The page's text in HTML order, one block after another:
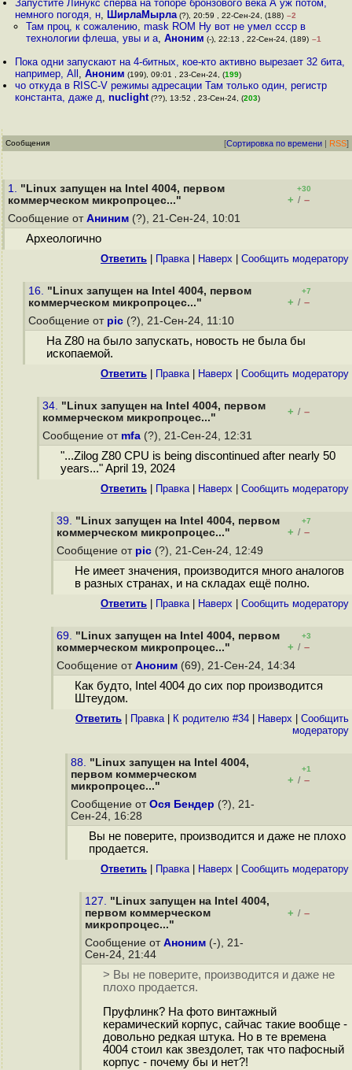
Запустите Линукс сперва на топоре бронзового века А уж потом,
немного погодя, н, ШирлаМырла (?), 20:59 , 22-Сен-24, (188) –2
Там проц, к сожалению, mask ROM Ну вот не умел ссср в
технологии флеша, увы и а, Аноним (-), 22:13 , 22-Сен-24, (189) –1
Пока одни запускают на 4-битных, кое-кто активно вырезает 32 бита,
например, All ,Аноним (199), 09:01 , 23-Сен-24, (199)
чо откуда в RISC-V режимы адресации Там только один, регистр
константа, даже д,nuclight (??), 13:52 , 23-Сен-24, (203)
Сообщения [Сортировка по времени | RSS]
1. "Linux запущен на Intel 4004, первом
коммерческом микропроцес..."
+30
+ / –
Сообщение от Аниним (?), 21-Сен-24, 10:01
Археологично
Ответить Правка| Наверх Cообщить модератору
16. "Linux запущен на Intel 4004, первом
коммерческом микропроцес..."
+7
+ / –
Сообщение от pic (?), 21-Сен-24, 11:10
На Z80 на было запускать, новость не была бы
ископаемой.
Ответить Правка| Наверх Cообщить модератору
34. "Linux запущен на Intel 4004, первом
коммерческом микропроцес..."
+ / –
Сообщение от mfa (?), 21-Сен-24, 12:31
"...Zilog Z80 CPU is being discontinued after nearly 50
years..." April 19, 2024
Ответить Правка| Наверх Cообщить модератору
39. "Linux запущен на Intel 4004, первом
коммерческом микропроцес..."
+7
+ / –
Сообщение от pic (?), 21-Сен-24, 12:49
Не имеет значения, производится много аналогов
в разных странах, и на складах ещё полно.
Ответить Правка| Наверх Cообщить модератору
69. "Linux запущен на Intel 4004, первом
коммерческом микропроцес..."
+3
+ / –
Сообщение от Аноним (69), 21-Сен-24, 14:34
Как будто, Intel 4004 до сих пор производится
Штеудом.
Ответить Правка| К родителю #34 Наверх
Cообщить
модератору
88. "Linux запущен на Intel 4004,
первом коммерческом
микропроцес..."
+1
+ / –
Сообщение от Ося Бендер (?), 21-
Сен-24, 16:28
Вы не поверите, производится и даже не плохо
продается.
Ответить Правка| Наверх Cообщить модератору
127. "Linux запущен на Intel 4004,
первом коммерческом
микропроцес..."
+ / –
Сообщение от Аноним (-), 21-
Сен-24, 21:44
> Вы не поверите, производится и даже не
плохо продается.
Пруфлинк? На фото винтажный
керамический корпус, сайчас такие вообще -
довольно редкая штука. Но в те времена
4004 стоил как звездолет, так что пафосный
корпус - почему бы и нет?!